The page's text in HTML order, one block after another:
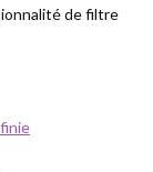
de filtre